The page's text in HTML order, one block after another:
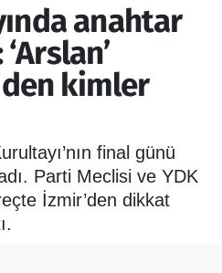
anahtar
kimler
final günü
Parti Meclisi ve YDK
İzmir’den dikkat
Haritası